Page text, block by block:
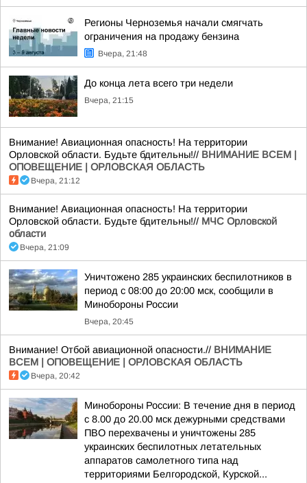
Регионы Черноземья начали смягчать
ограничения на продажу бензина
Вчера, 21:48
До конца лета всего три недели
Вчера, 21:15
Внимание! Авиационная опасность! На территории
Орловской области. Будьте бдительны!// ВНИМАНИЕ ВСЕМ |
ОПОВЕЩЕНИЕ | ОРЛОВСКАЯ ОБЛАСТЬ
Вчера, 21:12
Внимание! Авиационная опасность! На территории
Орловской области. Будьте бдительны!// МЧС Орловской
области
Вчера, 21:09
Уничтожено 285 украинских беспилотников в
период с 08:00 до 20:00 мск, сообщили в
Минобороны России
Вчера, 20:45
Внимание! Отбой авиационной опасности.// ВНИМАНИЕ
ВСЕМ | ОПОВЕЩЕНИЕ | ОРЛОВСКАЯ ОБЛАСТЬ
Вчера, 20:42
Минобороны России: В течение дня в период
с 8.00 до 20.00 мск дежурными средствами
ПВО перехвачены и уничтожены 285
украинских беспилотных летательных
аппаратов самолетного типа над
территориями Белгородской, Курской...